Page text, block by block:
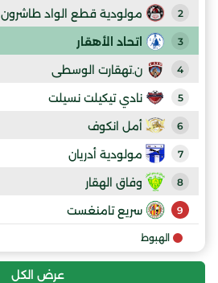
2 مولودية قطع الواد طاشرون
3 اتحاد الأهقار
4 ن.تهقارت الوسطى
5 نادي تيكيلت نسيلت
6 أمل انكوف
7 مولودية أدريان
8 وفاق الهقار
9 سريع تامنغست
الهبوط
عرض الكل